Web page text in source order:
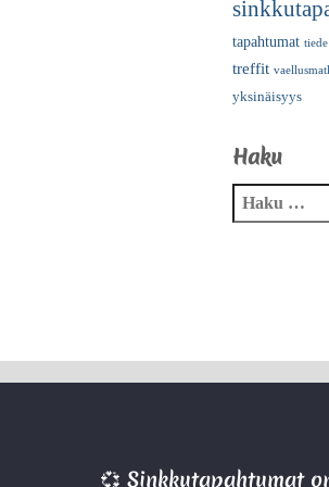
tapahtumat tiede
treffit
yksinäisyys
Haku
💞 Sinkkutapahtumat